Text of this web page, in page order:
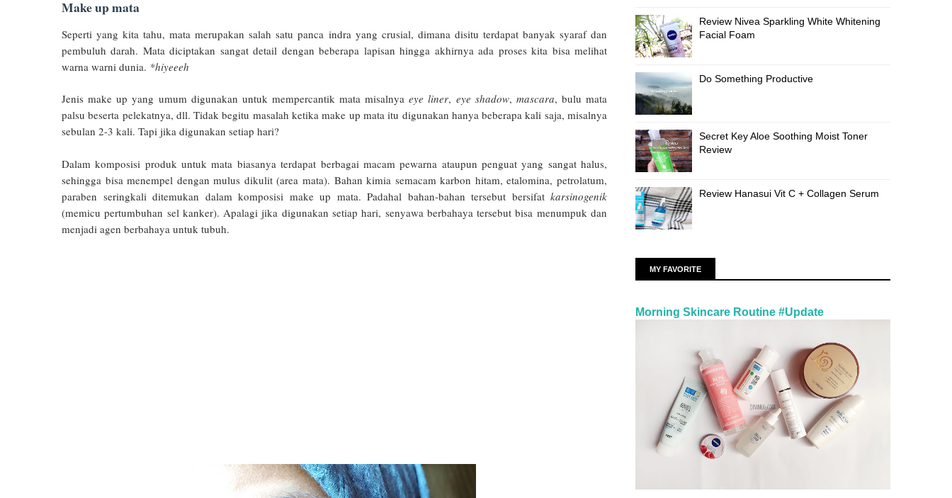
Make up mata
Seperti yang kita tahu, mata merupakan salah satu panca indra yang crusial, dimana disitu terdapat banyak syaraf dan
pembuluh darah. Mata diciptakan sangat detail dengan beberapa lapisan hingga akhirnya ada proses kita bisa melihat
warna warni dunia. *hiyeeeh
Jenis make up yang umum digunakan untuk mempercantik mata misalnyaeye liner, eye shadow, mascara, bulu mata
palsu beserta pelekatnya, dll. Tidak begitu masalah ketika make up mata itu digunakan hanya beberapa kali saja, misalnya
sebulan 2-3 kali. Tapi jika digunakan setiap hari?
Dalam komposisi produk untuk mata biasanya terdapat berbagai macam pewarna ataupun penguat yang sangat halus,
sehingga bisa menempel dengan mulus dikulit (area mata). Bahan kimia semacam karbon hitam, etalomina, petrolatum,
paraben seringkali ditemukan dalam komposisi make up mata. Padahal bahan-bahan tersebut bersifat karsinogenik
(memicu pertumbuhan sel kanker). Apalagi jika digunakan setiap hari, senyawa berbahaya tersebut bisa menumpuk dan
menjadi agen berbahaya untuk tubuh.
Review Nivea Sparkling White Whitening
Facial Foam
Do Something Productive
Secret Key Aloe Soothing Moist Toner
Review
Review Hanasui Vit C + Collagen Serum
MY FAVORITE
Morning Skincare Routine #Update